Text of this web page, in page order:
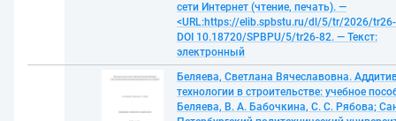
сети Интернет (чтение, печать). —
<URL:https://elib.spbstu.ru/dl/5/tr/2026/
DOI 10.18720/SPBPU/5/tr26-82. — Текст:
электронный
Беляева, Светлана Вячеславовна.
технологии в строительстве: учебное
Беляева, В. А. Бабочкина, С. С. Рябова;